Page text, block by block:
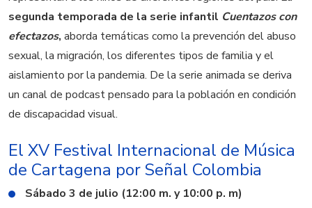
segunda temporada de la serie infantil Cuentazoscon
efectazos, aborda temáticas como la prevención del abuso
sexual, la migración, los diferentes tipos de familia y el
aislamiento por la pandemia. De la serie animada se deriva
un canal de podcast pensado para la población en condición
de discapacidad visual.
El XV Festival Internacional de Música
de Cartagena por Señal Colombia
Sábado 3 de julio (12:00 m. y 10:00 p. m)